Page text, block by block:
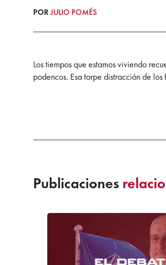
PORJULIO POMÉS
Los tiempos que estamos viviendo
podencos. Esa torpe distracción de
Publicaciones